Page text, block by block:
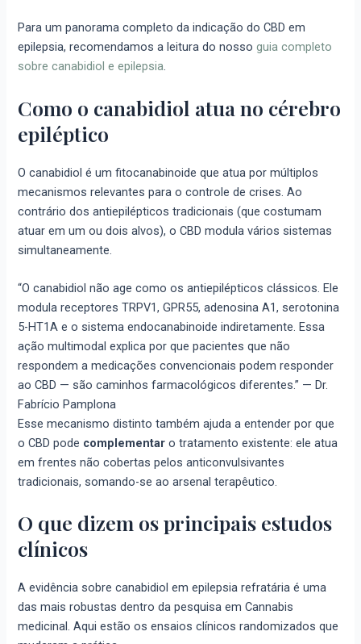
Para um panorama completo da indicação do CBD em
epilepsia, recomendamos a leitura do nossoguia completo
sobre canabidiol e epilepsia.
Como o canabidiol atua no cérebro
epiléptico
O canabidiol é um fitocanabinoide que atua por múltiplos
mecanismos relevantes para o controle de crises. Ao
contrário dos antiepilépticos tradicionais (que costumam
atuar em um ou dois alvos), o CBD modula vários sistemas
simultaneamente.
“O canabidiol não age como os antiepilépticos clássicos. Ele
modula receptores TRPV1, GPR55, adenosina A1, serotonina
5-HT1A e o sistema endocanabinoide indiretamente. Essa
ação multimodal explica por que pacientes que não
respondem a medicações convencionais podem responder
ao CBD — são caminhos farmacológicos diferentes.” — Dr.
Fabrício Pamplona
Esse mecanismo distinto também ajuda a entender por que
o CBD pode complementar o tratamento existente: ele atua
em frentes não cobertas pelos anticonvulsivantes
tradicionais, somando-se ao arsenal terapêutico.
O que dizem os principais estudos
clínicos
A evidência sobre canabidiol em epilepsia refratária é uma
das mais robustas dentro da pesquisa em Cannabis
medicinal. Aqui estão os ensaios clínicos randomizados que